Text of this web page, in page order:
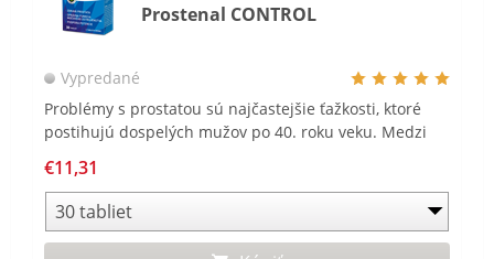
Prostenal CONTROL
Vypredané
Problémy s prostatou sú najčastejšie ťažkosti, ktoré
postihujú dospelých mužov po 40. roku veku. Medzi
močenie. Navyše, problémy s prostatou sa často
spájajú s vyšším rizikom vývoja ťažkostí s potenciou.
€11,31